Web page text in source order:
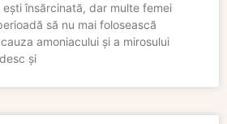
însărcinată, dar multe femei
să nu mai folosească
amoniacului și a mirosului
și